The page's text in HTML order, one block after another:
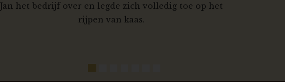
Jan het bedrijf over en legde zich volledig toe op het
rijpen van kaas.